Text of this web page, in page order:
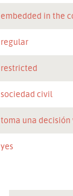
embedded in the
regular
restricted
sociedad civil
toma una
yes